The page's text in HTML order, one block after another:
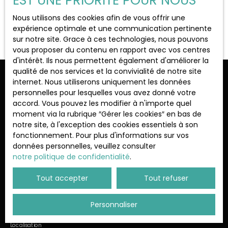
La Garenne-Colombes (92250)
Localisation
Loyer max (€/mois)
Surface min (m²)
Rechercher
Aucun résultat
Ne manquez plus aucun bien
correspondant à votre recherche !
Prénom Nom
Email
Location
Localisation
Nous utilisons des cookies afin de vous offrir une
expérience optimale et une communication pertinente
sur notre site. Grace à ces technologies, nous pouvons
vous proposer du contenu en rapport avec vos centres
d'intérêt. Ils nous permettent également d'améliorer la
qualité de nos services et la convivialité de notre site
internet. Nous utiliserons uniquement les données
personnelles pour lesquelles vous avez donné votre
accord. Vous pouvez les modifier à n'importe quel
moment via la rubrique ″Gérer les cookies″ en bas de
notre site, à l'exception des cookies essentiels à son
fonctionnement. Pour plus d'informations sur vos
données personnelles, veuillez consulter
notre politique de confidentialité.
Tout accepter Tout refuser
Personnaliser